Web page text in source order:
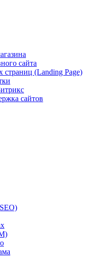
сайта
страниц (Landing Page)
сайтов